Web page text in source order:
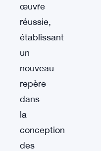
œuvre
réussie,
établissant
un
nouveau
repère
dans
la
conception
des